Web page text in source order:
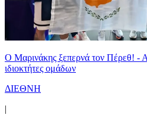
Ο Μαρινάκης ξεπερνά τον Πέρεθ! -
ιδιοκτήτες ομάδων
ΔΙΕΘΝΗ
|